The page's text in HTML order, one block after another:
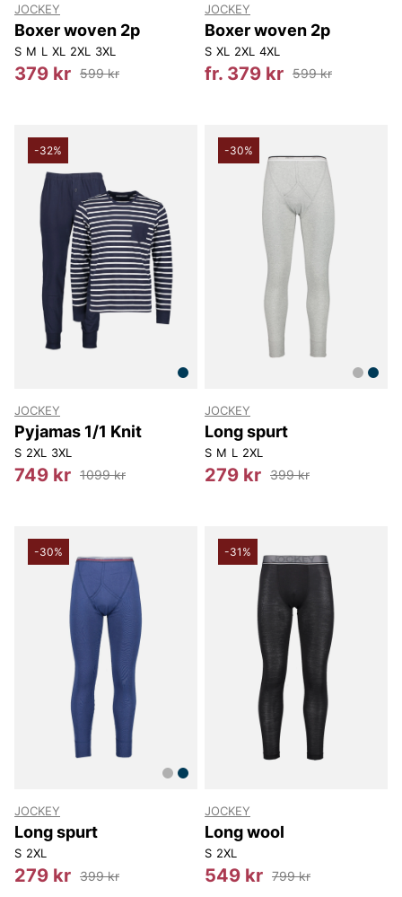
JOCKEY
Boxer woven 2p
S M L XL 2XL 3XL
379 kr 599 kr
JOCKEY
Boxer woven 2p
S XL 2XL 4XL
fr. 379 kr 599 kr
-32%
JOCKEY
Pyjamas 1/1 Knit
S 2XL 3XL
749 kr 1099 kr
-30%
JOCKEY
Long spurt
S M L 2XL
279 kr 399 kr
-30%
JOCKEY
Long spurt
S 2XL
279 kr 399 kr
-31%
JOCKEY
Long wool
S 2XL
549 kr 799 kr